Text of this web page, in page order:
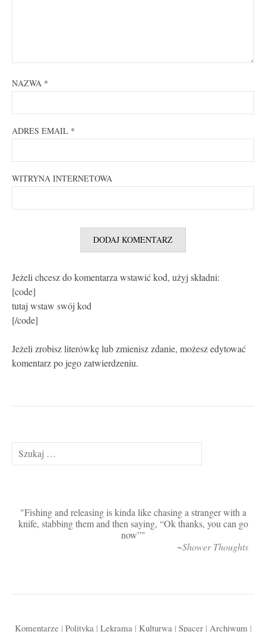
NAZWA *
ADRES EMAIL *
WITRYNA INTERNETOWA
Jeżeli chcesz do komentarza wstawić kod, użyj składni:
[code]
tutaj wstaw swój kod
[/code]
Jeżeli zrobisz literówkę lub zmienisz zdanie, możesz edytować
komentarz po jego zatwierdzeniu.
Szukaj:
Fishing and releasing is kinda like chasing a stranger with a
knife, stabbing them and then saying, “Ok thanks, you can go
now”
~Shower Thoughts
Komentarze | Polityka | Lekrama | Kulturwa | Spacer| Archiwum |